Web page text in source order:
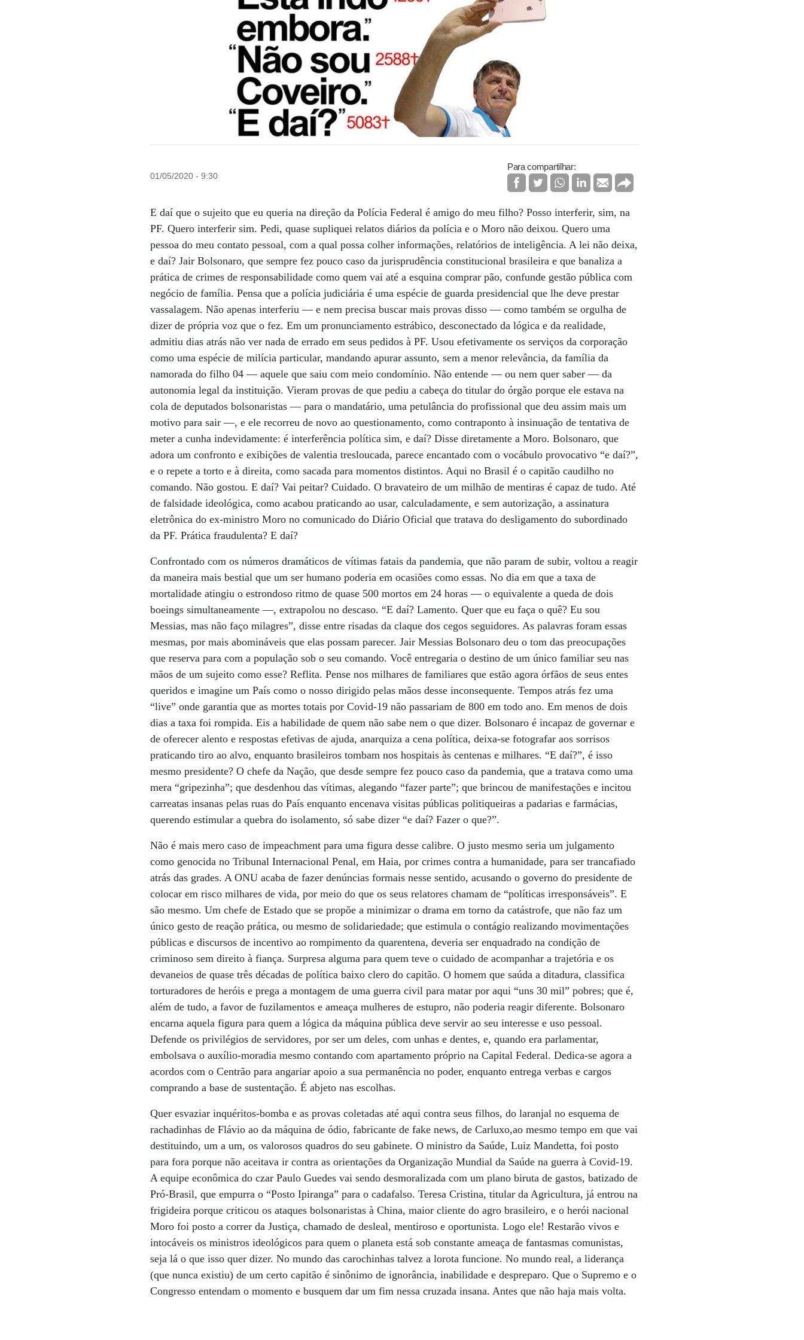
01/05/2020 - 9:30
Para compartilhar:
E daí que o sujeito que eu queria na direção da Polícia Federal é amigo do meu filho? Posso interferir, sim, na
PF. Quero interferir sim. Pedi, quase supliquei relatos diários da polícia e o Moro não deixou. Quero uma
pessoa do meu contato pessoal, com a qual possa colher informações, relatórios de inteligência. A lei não deixa,
e daí? Jair Bolsonaro, que sempre fez pouco caso da jurisprudência constitucional brasileira e que banaliza a
prática de crimes de responsabilidade como quem vai até a esquina comprar pão, confunde gestão pública com
negócio de família. Pensa que a polícia judiciária é uma espécie de guarda presidencial que lhe deve prestar
vassalagem. Não apenas interferiu — e nem precisa buscar mais provas disso — como também se orgulha de
dizer de própria voz que o fez. Em um pronunciamento estrábico, desconectado da lógica e da realidade,
admitiu dias atrás não ver nada de errado em seus pedidos à PF. Usou efetivamente os serviços da corporação
como uma espécie de milícia particular, mandando apurar assunto, sem a menor relevância, da família da
namorada do filho 04 — aquele que saiu com meio condomínio. Não entende — ou nem quer saber — da
autonomia legal da instituição. Vieram provas de que pediu a cabeça do titular do órgão porque ele estava na
cola de deputados bolsonaristas — para o mandatário, uma petulância do profissional que deu assim mais um
motivo para sair —, e ele recorreu de novo ao questionamento, como contraponto à insinuação de tentativa de
meter a cunha indevidamente: é interferência política sim, e daí? Disse diretamente a Moro. Bolsonaro, que
adora um confronto e exibições de valentia tresloucada, parece encantado com o vocábulo provocativo “e daí?”,
e o repete a torto e à direita, como sacada para momentos distintos. Aqui no Brasil é o capitão caudilho no
comando. Não gostou. E daí? Vai peitar? Cuidado. O bravateiro de um milhão de mentiras é capaz de tudo. Até
de falsidade ideológica, como acabou praticando ao usar, calculadamente, e sem autorização, a assinatura
eletrônica do ex-ministro Moro no comunicado do Diário Oficial que tratava do desligamento do subordinado
da PF. Prática fraudulenta? E daí?
Confrontado com os números dramáticos de vítimas fatais da pandemia, que não param de subir, voltou a reagir
da maneira mais bestial que um ser humano poderia em ocasiões como essas. No dia em que a taxa de
mortalidade atingiu o estrondoso ritmo de quase 500 mortos em 24 horas — o equivalente a queda de dois
boeings simultaneamente —, extrapolou no descaso. “E daí? Lamento. Quer que eu faça o quê? Eu sou
Messias, mas não faço milagres”, disse entre risadas da claque dos cegos seguidores. As palavras foram essas
mesmas, por mais abomináveis que elas possam parecer. Jair Messias Bolsonaro deu o tom das preocupações
que reserva para com a população sob o seu comando. Você entregaria o destino de um único familiar seu nas
mãos de um sujeito como esse? Reflita. Pense nos milhares de familiares que estão agora órfãos de seus entes
queridos e imagine um País como o nosso dirigido pelas mãos desse inconsequente. Tempos atrás fez uma
“live” onde garantia que as mortes totais por Covid-19 não passariam de 800 em todo ano. Em menos de dois
dias a taxa foi rompida. Eis a habilidade de quem não sabe nem o que dizer. Bolsonaro é incapaz de governar e
de oferecer alento e respostas efetivas de ajuda, anarquiza a cena política, deixa-se fotografar aos sorrisos
praticando tiro ao alvo, enquanto brasileiros tombam nos hospitais às centenas e milhares. “E daí?”, é isso
mesmo presidente? O chefe da Nação, que desde sempre fez pouco caso da pandemia, que a tratava como uma
mera “gripezinha”; que desdenhou das vítimas, alegando “fazer parte”; que brincou de manifestações e incitou
carreatas insanas pelas ruas do País enquanto encenava visitas públicas politiqueiras a padarias e farmácias,
querendo estimular a quebra do isolamento, só sabe dizer “e daí? Fazer o que?”.
Não é mais mero caso de impeachment para uma figura desse calibre. O justo mesmo seria um julgamento
como genocida no Tribunal Internacional Penal, em Haia, por crimes contra a humanidade, para ser trancafiado
atrás das grades. A ONU acaba de fazer denúncias formais nesse sentido, acusando o governo do presidente de
colocar em risco milhares de vida, por meio do que os seus relatores chamam de “políticas irresponsáveis”. E
são mesmo. Um chefe de Estado que se propõe a minimizar o drama em torno da catástrofe, que não faz um
único gesto de reação prática, ou mesmo de solidariedade; que estimula o contágio realizando movimentações
públicas e discursos de incentivo ao rompimento da quarentena, deveria ser enquadrado na condição de
criminoso sem direito à fiança. Surpresa alguma para quem teve o cuidado de acompanhar a trajetória e os
devaneios de quase três décadas de política baixo clero do capitão. O homem que saúda a ditadura, classifica
torturadores de heróis e prega a montagem de uma guerra civil para matar por aqui “uns 30 mil” pobres; que é,
além de tudo, a favor de fuzilamentos e ameaça mulheres de estupro, não poderia reagir diferente. Bolsonaro
encarna aquela figura para quem a lógica da máquina pública deve servir ao seu interesse e uso pessoal.
Defende os privilégios de servidores, por ser um deles, com unhas e dentes, e, quando era parlamentar,
embolsava o auxílio-moradia mesmo contando com apartamento próprio na Capital Federal. Dedica-se agora a
acordos com o Centrão para angariar apoio a sua permanência no poder, enquanto entrega verbas e cargos
comprando a base de sustentação. É abjeto nas escolhas.
Quer esvaziar inquéritos-bomba e as provas coletadas até aqui contra seus filhos, do laranjal no esquema de
rachadinhas de Flávio ao da máquina de ódio, fabricante de fake news, de Carluxo,ao mesmo tempo em que vai
destituindo, um a um, os valorosos quadros do seu gabinete. O ministro da Saúde, Luiz Mandetta, foi posto
para fora porque não aceitava ir contra as orientações da Organização Mundial da Saúde na guerra à Covid-19.
A equipe econômica do czar Paulo Guedes vai sendo desmoralizada com um plano biruta de gastos, batizado de
Pró-Brasil, que empurra o “Posto Ipiranga” para o cadafalso. Teresa Cristina, titular da Agricultura, já entrou na
frigideira porque criticou os ataques bolsonaristas à China, maior cliente do agro brasileiro, e o herói nacional
Moro foi posto a correr da Justiça, chamado de desleal, mentiroso e oportunista. Logo ele! Restarão vivos e
intocáveis os ministros ideológicos para quem o planeta está sob constante ameaça de fantasmas comunistas,
seja lá o que isso quer dizer. No mundo das carochinhas talvez a lorota funcione. No mundo real, a liderança
(que nunca existiu) de um certo capitão é sinônimo de ignorância, inabilidade e despreparo. Que o Supremo e o
Congresso entendam o momento e busquem dar um fim nessa cruzada insana. Antes que não haja mais volta.